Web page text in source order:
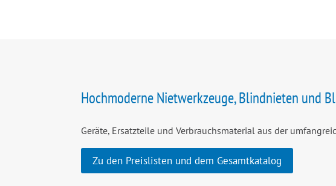
Hochmoderne Nietwerkzeuge, Blindnieten und
Geräte, Ersatzteile und Verbrauchsmaterial aus der
Zu den Preislisten und dem Gesamtkatalog